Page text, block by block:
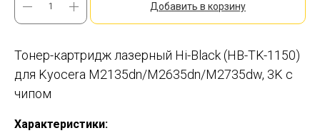
Добавить в корзину
Тонер-картридж лазерный Hi-Black (HB-TK-1150)
для Kyocera M2135dn/M2635dn/M2735dw, 3K с
чипом
Характеристики: